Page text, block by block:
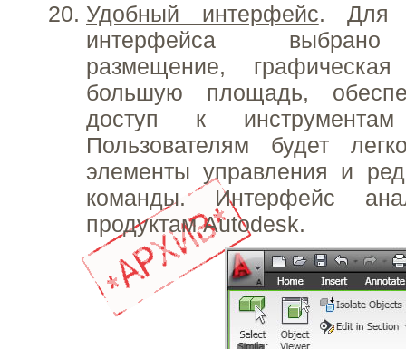
Удобный интерфейс. Для
интерфейса выбрано
размещение,
большую площадь,
доступ к
Пользователям будет
элементы управления и
команды. Интерфейс
продуктам Autodesk.